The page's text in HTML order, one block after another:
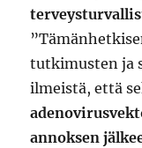
tutkimusten ja
ilmeistä, että
annoksen